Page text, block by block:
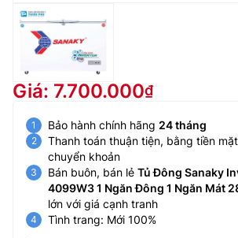
Giá: 7.700.000
Bảo hành chính hãng 24 tháng
Thanh toán thuận tiện, bằng tiền
chuyển khoản
Bán buôn, bán lẻ Tủ Đông Sanaky
4099W3 1 Ngăn Đông 1 Ngăn Mát
lớn với giá cạnh tranh
Tình trang: Mới 100%